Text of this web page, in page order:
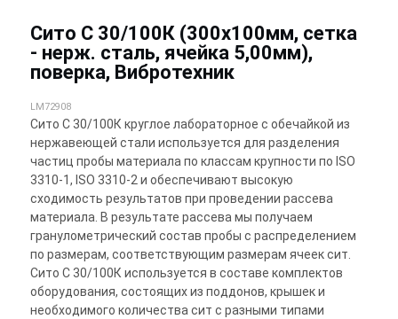
Сито С 30/100К (300х100мм, сетка
- нерж. сталь, ячейка 5,00мм),
поверка, Вибротехник
LM72908
Сито С 30/100К круглое лабораторное с обечайкой из
нержавеющей стали используется для разделения
частиц пробы материала по классам крупности по ISO
3310-1, ISO 3310-2 и обеспечивают высокую
сходимость результатов при проведении рассева
материала. В результате рассева мы получаем
гранулометрический состав пробы с распределением
по размерам, соответствующим размерам ячеек сит.
Сито С 30/100К используется в составе комплектов
оборудования, состоящих из поддонов, крышек и
необходимого количества сит с разными типами